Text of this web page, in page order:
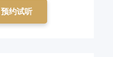
预约试听